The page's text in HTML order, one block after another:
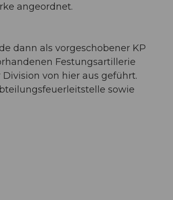
angeordnet.
dann als vorgeschobener KP
Festungsartillerie
von hier aus geführt.
sowie